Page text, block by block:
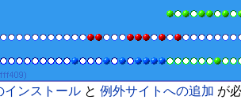
インストール と 例外サイトへの追加 が